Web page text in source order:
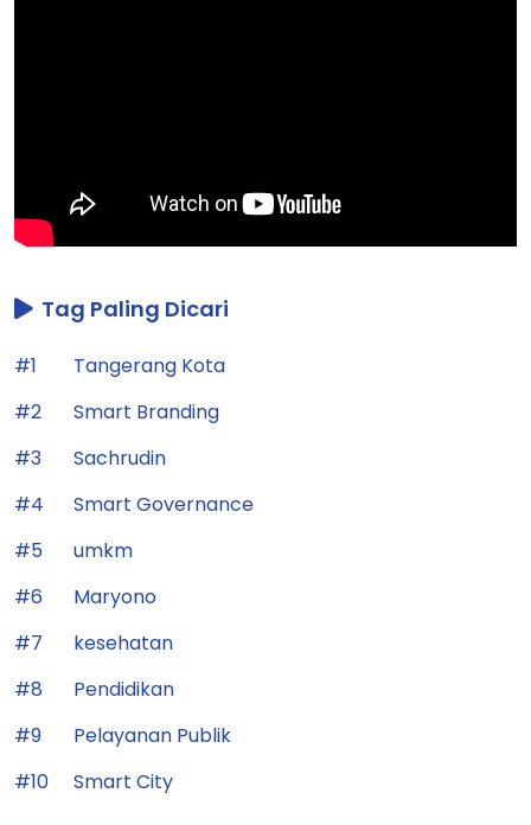
Tag Paling Dicari
#1
Tangerang Kota
#2
Smart Branding
#3
Sachrudin
#4
Smart Governance
#5
umkm
#6
Maryono
#7
kesehatan
#8
Pendidikan
#9
Pelayanan Publik
#10
Smart City